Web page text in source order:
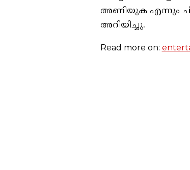
അണിയുക എന്നും
അറിയിച്ചു.
Read more on: